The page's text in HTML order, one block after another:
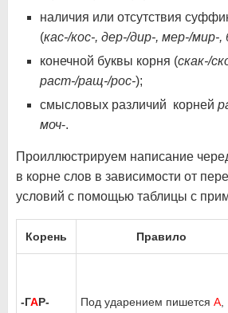
наличия или отсутствия
(кас-/кос-, дер-/дир-, мер-/мир-,
конечной буквы корня (скак-/
раст-/ращ-/рос-);
смысловых различий корней
моч-.
Проиллюстрируем написание
в корне слов в зависимости от
условий с помощью таблицы с
Корень Правило
-ГАР-
Под ударением пишется А